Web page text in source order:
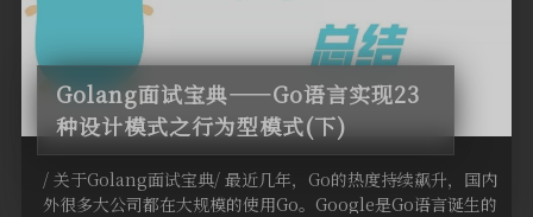
Golang面试宝典——Go语言实现23
种设计模式之行为型模式(下)
/ 关于Golang面试宝典/ 最近几年，Go的热度持续飙升，国内
外很多大公司都在大规模的使用Go。Google是Go语言诞生的